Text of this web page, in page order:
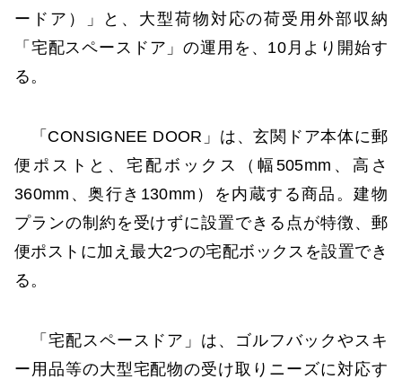
ードア）」と、大型荷物対応の荷受用外部収納
「宅配スペースドア」の運用を、10月より開始す
る。
「CONSIGNEE DOOR」は、玄関ドア本体に郵
便ポストと、宅配ボックス（幅505mm、高さ
360mm、奥行き130mm）を内蔵する商品。建物
プランの制約を受けずに設置できる点が特徴、郵
便ポストに加え最大2つの宅配ボックスを設置でき
る。
「宅配スペースドア」は、ゴルフバックやスキ
ー用品等の大型宅配物の受け取りニーズに対応す